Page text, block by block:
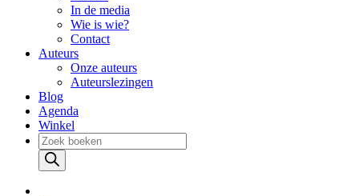
In de media
Wie is wie?
Contact
Auteurs
Onze auteurs
Auteurslezingen
Blog
Agenda
Winkel
Producten
zoeken